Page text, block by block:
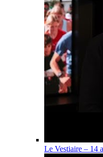
Le Vestiaire – 14